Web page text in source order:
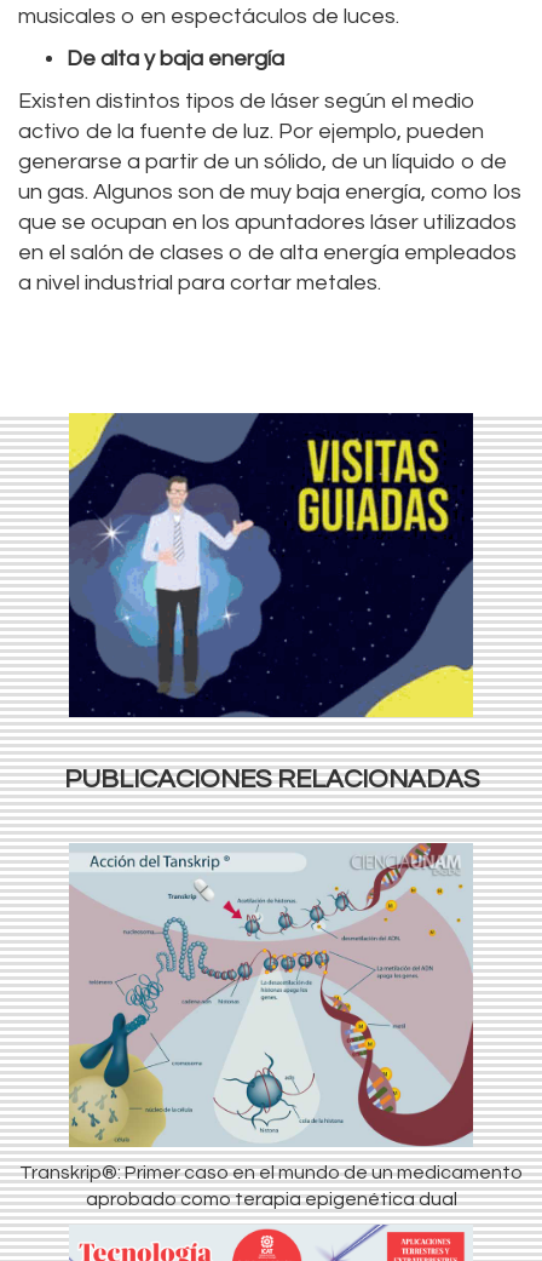
musicales o en espectáculos de luces.
De alta y baja energía
Existen distintos tipos de láser según el medio
activo de la fuente de luz. Por ejemplo, pueden
generarse a partir de un sólido, de un líquido o de
un gas. Algunos son de muy baja energía, como los
que se ocupan en los apuntadores láser utilizados
en el salón de clases o de alta energía empleados
a nivel industrial para cortar metales.
PUBLICACIONES RELACIONADAS
Transkrip®: Primer caso en el mundo de un medicamento
aprobado como terapia epigenética dual